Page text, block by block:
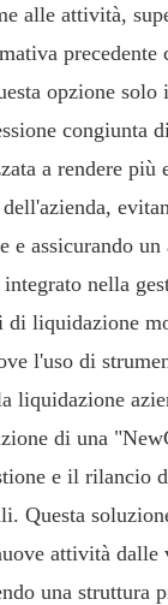
alle attività,
precedente
opzione solo
congiunta
a rendere più
e assicurando
nella
di liquidazione
l'uso di
liquidazione
di una
e il rilancio
Questa
attività dalle
una struttura